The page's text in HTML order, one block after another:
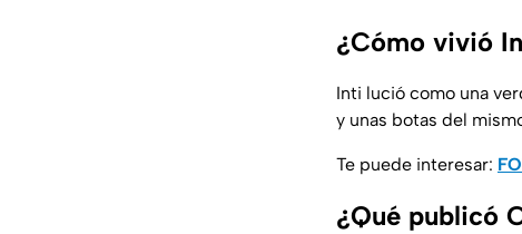
¿Cómo vivió
Inti lució como una
y unas botas del
Te puede interesar:
¿Qué publicó